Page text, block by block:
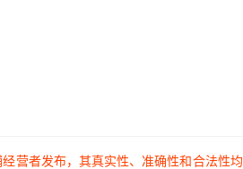
营者发布，其真实性、准确性和合法性